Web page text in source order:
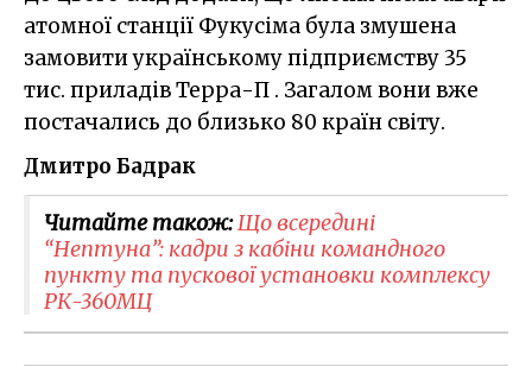
атомної станції Фукусіма була змушена
замовити українському підприємству 35
тис. приладів Терра-П . Загалом вони вже
постачались до близько 80 країн світу.
Дмитро Бадрак
Читайте також:Що всередині
“Нептуна”: кадри з кабіни командного
пункту та пускової установки комплексу
РК-360МЦ